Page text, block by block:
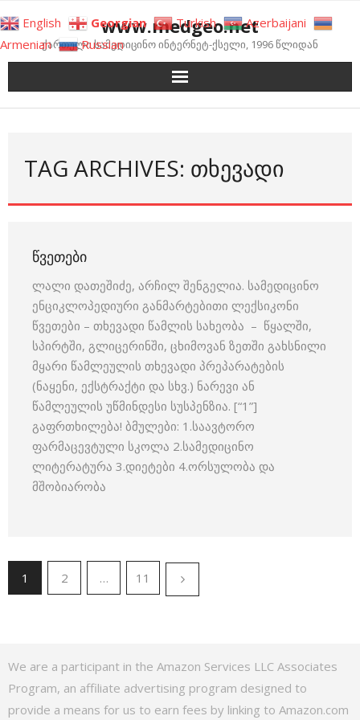
to
content
www.medgeo.net
ქართული სამედიცინო ინტერნეტ-ქსელი, 1996 წლიდან
TAG ARCHIVES: ᲗᲮᲔᲕᲐᲓᲘ
ᲬᲕᲔᲗᲔᲑᲘ
ლალი დათეშიძე, არჩილ შენგელია. სამედიცინო
ენციკლოპედიური განმარტებითი ლექსიკონი
წვეთები – თხევადი წამლის სახეობა – წყალში,
სპირტში, გლიცერინში, ცხიმოვან ზეთში გახსნილი
მყარი წამლეულის თხევადი პრეპარატების
(ნაყენი, ექსტრაქტი და სხვ.) ნარევი ან
წამლეულის უწმინდესი სუსპენზია. [“1”]
გაფრთხილება! ბმულები: 1.საავტორო
ფარმაცევტული სკოლა 2.სამედიცინო
ლიტერატურა 3.დიეტები 4.ორსულობა და
მშობიარობა
1 2 … 11
We are a participant in the Amazon Services LLC Associates
Program, an affiliate advertising program designed to
provide a means for us to earn fees by linking to Amazon.com
English Georgian Turkish
Azerbaijani
Armenian
Russian